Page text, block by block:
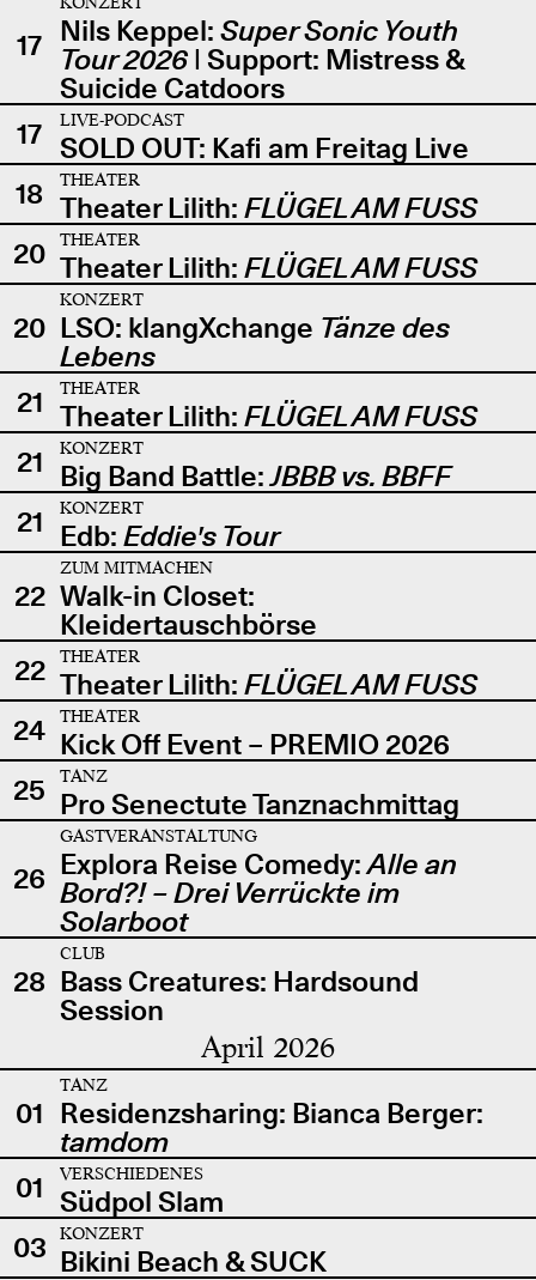
17 Nils Keppel: Super Sonic Youth
Tour 2026| Support: Mistress &
Suicide Catdoors
17
LIVE-PODCAST
SOLD OUT: Kafi am Freitag Live
18
THEATER
Theater Lilith: FLÜGEL AM FUSS
20
THEATER
Theater Lilith: FLÜGEL AM FUSS
20
KONZERT
LSO: klangXchange Tänze des
Lebens
21
THEATER
Theater Lilith: FLÜGEL AM FUSS
21
KONZERT
Big Band Battle:JBBB vs. BBFF
21
KONZERT
Edb: Eddie's Tour
22
ZUM MITMACHEN
Walk-in Closet:
Kleidertauschbörse
22
THEATER
Theater Lilith: FLÜGEL AM FUSS
24
THEATER
Kick Off Event – PREMIO 2026
25
TANZ
Pro Senectute Tanznachmittag
26
GASTVERANSTALTUNG
Explora Reise Comedy:Alle an
Bord?! – Drei Verrückte im
Solarboot
28
CLUB
Bass Creatures: Hardsound
Session
April 2026
01
TANZ
Residenzsharing: Bianca Berger:
tamdom
01
VERSCHIEDENES
Südpol Slam
03
KONZERT
Bikini Beach & SUCK